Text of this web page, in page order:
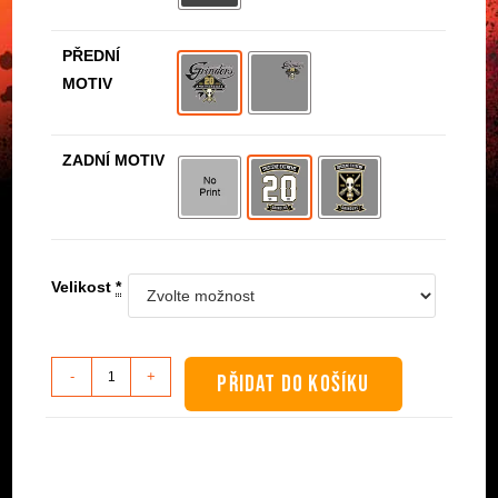
PŘEDNÍ
MOTIV
ZADNÍ MOTIV
Velikost *
-
- + PŘIDAT DO KOŠÍKU